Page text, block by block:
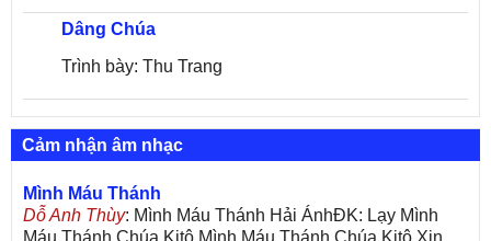
Dâng Chúa
Trình bày: Thu Trang
Cảm nhận âm nhạc
Mình Máu Thánh
Dỗ Anh Thùy: Mình Máu Thánh Hải ÁnhĐK: Lạy Mình
Máu Thánh Chúa Kitô Mình Máu Thánh Chúa Kitô Xin